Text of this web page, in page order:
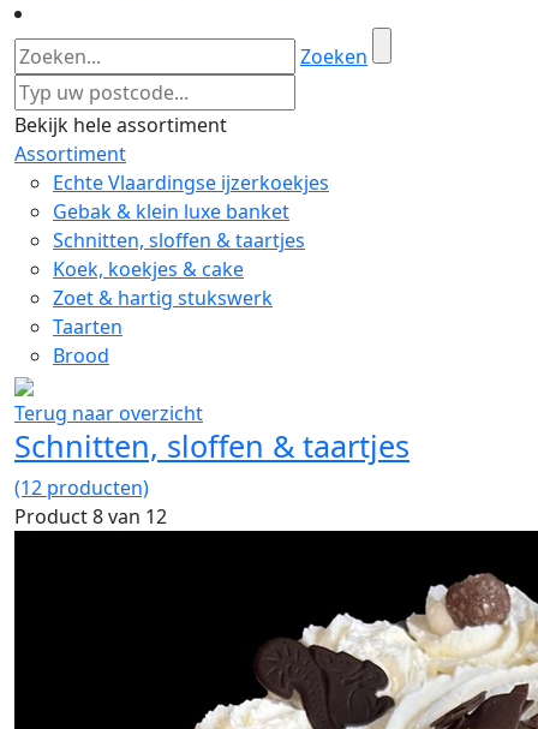
Zoeken
Bekijk hele assortiment
Assortiment
Echte Vlaardingse ijzerkoekjes
Gebak & klein luxe banket
Schnitten, sloffen & taartjes
Koek, koekjes & cake
Zoet & hartig stukswerk
Taarten
Brood
Terug naar overzicht
Schnitten, sloffen & taartjes
(12 producten)
Product 8 van 12